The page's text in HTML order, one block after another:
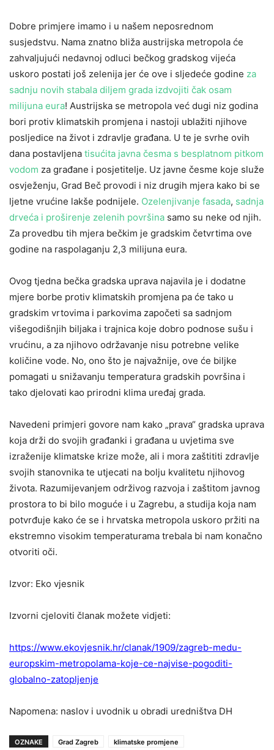
Dobre primjere imamo i u našem neposrednom
susjedstvu. Nama znatno bliža austrijska metropola će
zahvaljujući nedavnoj odluci bečkog gradskog vijeća
uskoro postati još zelenija jer će ove i sljedeće godine za
sadnju novih stabala diljem grada izdvojiti čak osam
milijuna eura! Austrijska se metropola već dugi niz godina
bori protiv klimatskih promjena i nastoji ublažiti njihove
posljedice na život i zdravlje građana. U te je svrhe ovih
dana postavljena tisućita javna česma s besplatnom pitkom
vodom za građane i posjetitelje. Uz javne česme koje služe
osvježenju, Grad Beč provodi i niz drugih mjera kako bi se
ljetne vrućine lakše podnijele. Ozelenjivanje fasada, sadnja
drveća i proširenje zelenih površina samo su neke od njih.
Za provedbu tih mjera bečkim je gradskim četvrtima ove
godine na raspolaganju 2,3 milijuna eura.
Ovog tjedna bečka gradska uprava najavila je i dodatne
mjere borbe protiv klimatskih promjena pa će tako u
gradskim vrtovima i parkovima započeti sa sadnjom
višegodišnjih biljaka i trajnica koje dobro podnose sušu i
vrućinu, a za njihovo održavanje nisu potrebne velike
količine vode. No, ono što je najvažnije, ove će biljke
pomagati u snižavanju temperatura gradskih površina i
tako djelovati kao prirodni klima uređaj grada.
Navedeni primjeri govore nam kako „prava“ gradska uprava
koja drži do svojih građanki i građana u uvjetima sve
izraženije klimatske krize može, ali i mora zaštititi zdravlje
svojih stanovnika te utjecati na bolju kvalitetu njihovog
života. Razumijevanjem održivog razvoja i zaštitom javnog
prostora to bi bilo moguće i u Zagrebu, a studija koja nam
potvrđuje kako će se i hrvatska metropola uskoro pržiti na
ekstremno visokim temperaturama trebala bi nam konačno
otvoriti oči.
Izvor: Eko vjesnik
Izvorni cjeloviti članak možete vidjeti:
https://www.ekovjesnik.hr/clanak/1909/zagreb-medu-
europskim-metropolama-koje-ce-najvise-pogoditi-
globalno-zatopljenje
Napomena: naslov i uvodnik u obradi uredništva DH
OZNAKE Grad Zagreb klimatske promjene